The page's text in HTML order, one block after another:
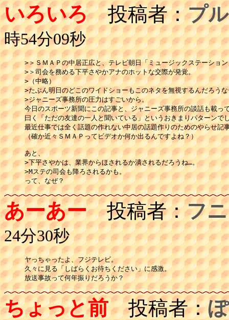
いろいろ投稿者：プ
時54分09秒
>＞ＳＭＡＰの中居正広と、テレビ朝日「ミュージックステーショ
>＞司会を務める下平さやかアナのホットな交際が発覚。
>（中略）
>たぶん明日のどこのワイドショーもこのネタを無視するんだろう
>ジャニーズ事務所の圧力はすごいから。
今日のスポーツ新聞にこの記事と、ジャニーズ事務所の談話も載っ
曰く「ただの友達の一人と聞いている」というおきまりパターンで
最近仕事では全く話題の作れない中居の話題作りのためのやらせ記
（確か近々ＳＭＡＰってビデオか何か出るんですよね？）
あと、
>下平さやかは、業界からほされるか潰されるだろうね…。
>Mステの司会も降ろされるかも。
って、なぜ？
あーあー投稿者：フ
24分30秒
ヤっちゃったよ、フジテレビ。
久々に見る「しばらくお待ちください」に感激。
放送事故って何年振りだろうか？
ちょっと前投稿者：